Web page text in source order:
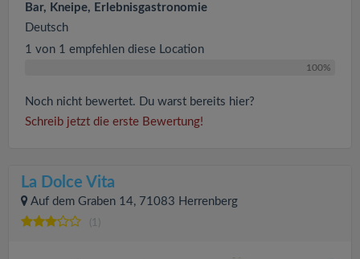
Bar, Kneipe, Erlebnisgastronomie
Deutsch
1 von 1 empfehlen diese Location
100%
Noch nicht bewertet. Du warst bereits hier?
Schreib jetzt die erste Bewertung!
La Dolce Vita
Auf dem Graben 14, 71083 Herrenberg
(1)